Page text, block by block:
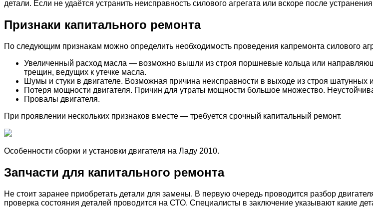
детали. Если не удаётся устранить неисправность силового агрегата или вскоре после
Признаки капитального ремонта
По следующим признакам можно определить необходимость проведения капремонта силового
Увеличенный расход масла — возможно вышли из строя поршневые кольца или
трещин, ведущих к утечке масла.
Шумы и стуки в двигателе. Возможная причина неисправности в выходе из строя
Потеря мощности двигателя. Причин для утраты мощности большое множество.
Провалы двигателя.
При проявлении нескольких признаков вместе — требуется срочный капитальный ремонт.
Особенности сборки и установки двигателя на Ладу 2010.
Запчасти для капитального ремонта
Не стоит заранее приобретать детали для замены. В первую очередь проводится разбор
проверка состояния деталей проводится на СТО. Специалисты в заключение указывают какие